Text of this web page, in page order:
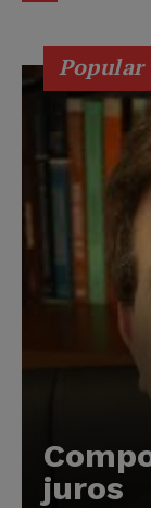
Popular
juros